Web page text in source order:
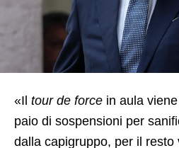
«Il tour de force in aula
paio di sospensioni per
dalla capigruppo, per il resto